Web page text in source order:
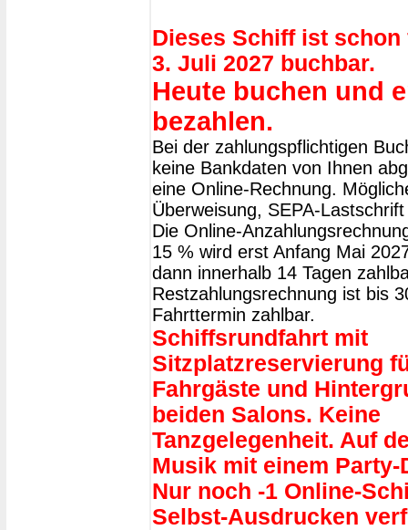
Dieses Schiff ist schon
3. Juli 2027 buchbar.
Heute buchen und
bezahlen.
Bei der zahlungspflichtigen
keine Bankdaten von Ihnen
eine Online-Rechnung.
Überweisung, SEPA-
Die Online-
15 % wird erst Anfang Mai
dann innerhalb 14 Tagen
Restzahlungsrechnung ist bis
Fahrttermin zahlbar.
Schiffsrundfahrt mit
Sitzplatzreservierung
Fahrgäste und
beiden Salons. Keine
Tanzgelegenheit. Auf
Musik mit einem Party-
Nur noch -1 Online-
Selbst-Ausdrucken